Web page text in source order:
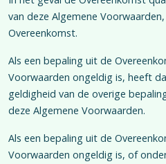
van deze Algemene
Overeenkomst.
Als een bepaling uit de
Voorwaarden ongeldig is, heeft
geldigheid van de overige
deze Algemene Voorwaarden.
Als een bepaling uit de
Voorwaarden ongeldig is, of